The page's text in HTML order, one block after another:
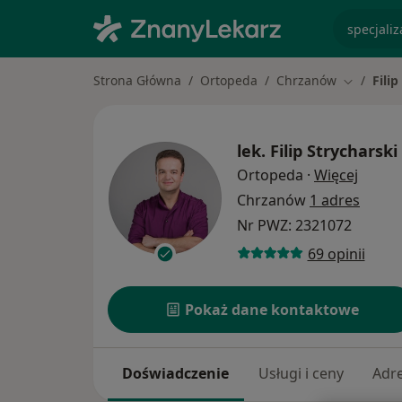
Strona Główna Ortopeda Chrzanów ZmieńFilip
lek. Filip Strycharski
Ortopeda · Więcej
Chrzanów 1 adres
Nr PWZ: 2321072
69 opinii
Pokaż dane kontaktowe
Doświadczenie Usługi i ceny